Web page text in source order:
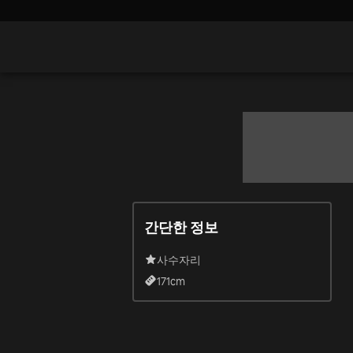
간단한 정보
사수자리
171cm